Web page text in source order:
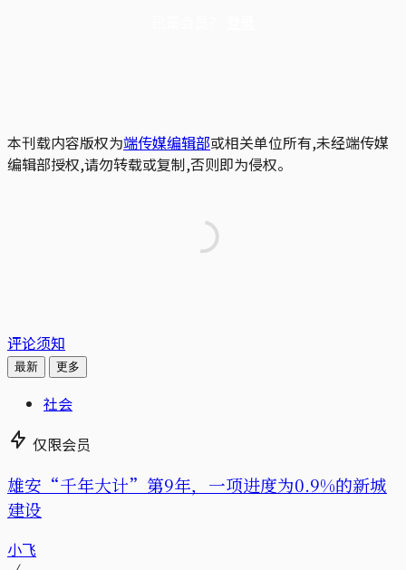
本刊载内容版权为端传媒编辑部或相关单位所有,未经端传媒
编辑部授权,请勿转载或复制,否则即为侵权。
评论须知
最新 更多
社会
仅限会员
雄安“千年大计”第9年，一项进度为0.9%的新城
建设
小飞